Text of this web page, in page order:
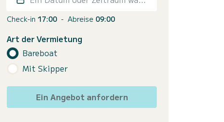
Check-in 17:00 - Abreise 09:00
Art der Vermietung
Bareboat
Mit Skipper
Ein Angebot anfordern